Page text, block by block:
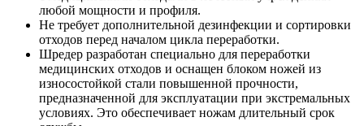
любой мощности и профиля.
Не требует дополнительной дезинфекции и сортировки
отходов перед началом цикла переработки.
Шредер разработан специально для переработки
медицинских отходов и оснащен блоком ножей из
износостойкой стали повышенной прочности,
предназначенной для эксплуатации при экстремальных
условиях. Это обеспечивает ножам длительный срок